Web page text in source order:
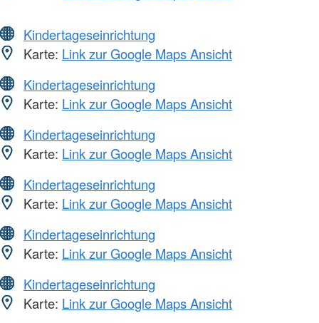
Kindertageseinrichtung
Karte: Link zur Google Maps Ansicht
Kindertageseinrichtung
Karte: Link zur Google Maps Ansicht
Kindertageseinrichtung
Karte: Link zur Google Maps Ansicht
Kindertageseinrichtung
Karte: Link zur Google Maps Ansicht
Kindertageseinrichtung
Karte: Link zur Google Maps Ansicht
Kindertageseinrichtung
Karte: Link zur Google Maps Ansicht